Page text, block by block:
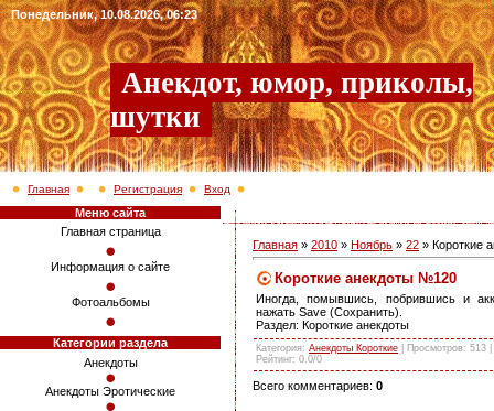
Понедельник, 10.08.2026, 06:23
Анекдот, юмор, приколы,
шутки
Главная Регистрация Вход
Меню сайта
Главная страница
Информация о сайте
Фотоальбомы
Категории раздела
Анекдоты
Анекдоты Эротические
Главная » 2010 » Ноябрь » 22 » Короткие
Короткие анекдоты №120
Иногда, помывшись, побрившись и
нажать Save (Сохранить).
Раздел: Короткие анекдоты
Категория: Анекдоты Короткие Просмотров: 513 |
Рейтинг: 0.0/0
Всего комментариев: 0